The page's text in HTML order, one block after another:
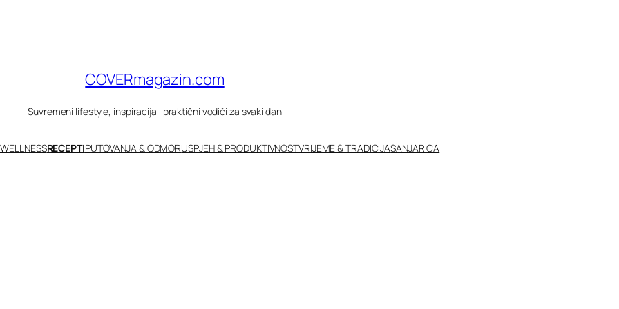
COVERmagazin.com
Suvremeni lifestyle, inspiracija i praktični vodiči za svaki dan
RECEPTIPUTOVANJA & ODMORUSPJEH & PRODUKTIVNOSTVRIJEME & TRADICIJASANJARICA